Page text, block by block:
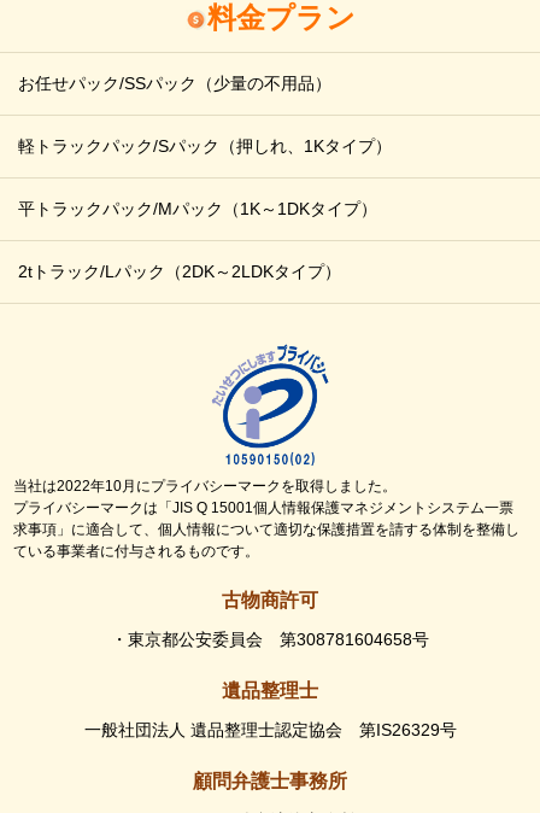
料金プラン
お任せパック/SSパック （少量の不用品）
軽トラックパック/Sパック （押しれ、1Kタイプ）
平トラックパック/Mパック （1K～1DKタイプ）
2tトラック/Lパック （2DK～2LDKタイプ）
当社は2022年10月にプライバシーマークを取得しました。
プライバシーマークは「JIS Q 15001個人情報保護マネジメントシステム一票
求事項」に適合して、個人情報について適切な保護措置を請する体制を整備し
ている事業者に付与されるものです。
古物商許可
・東京都公安委員会 第308781604658号
遺品整理士
一般社団法人 遺品整理士認定協会 第IS26329号
顧問弁護士事務所